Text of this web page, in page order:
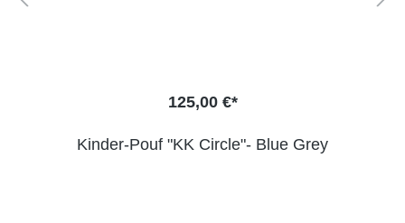
125,00 €*
Kinder-Pouf "KK Circle"- Blue Grey